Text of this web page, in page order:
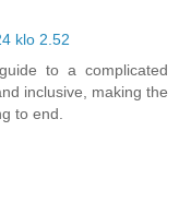
klo 2.52
to a complicated
inclusive, making the
to end.